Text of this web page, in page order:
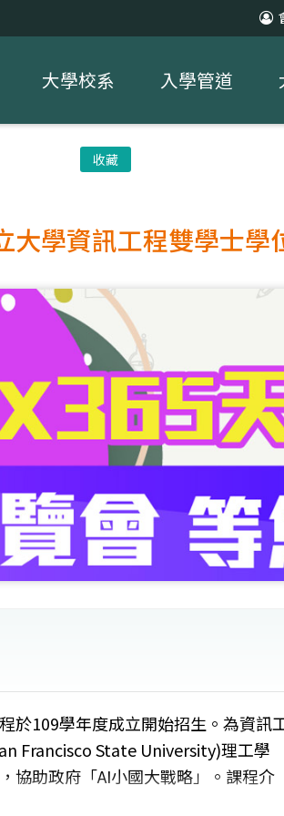
大學校系 入學管道
收藏
大學資訊工程雙學士學
於109學年度成立開始招生。為資訊
Francisco State University)理工學
協助政府「AI小國大戰略」。課程介